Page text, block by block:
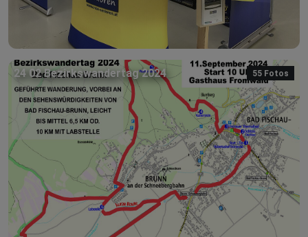
24 02 Bezirkswandertag 2024 55 Fotos